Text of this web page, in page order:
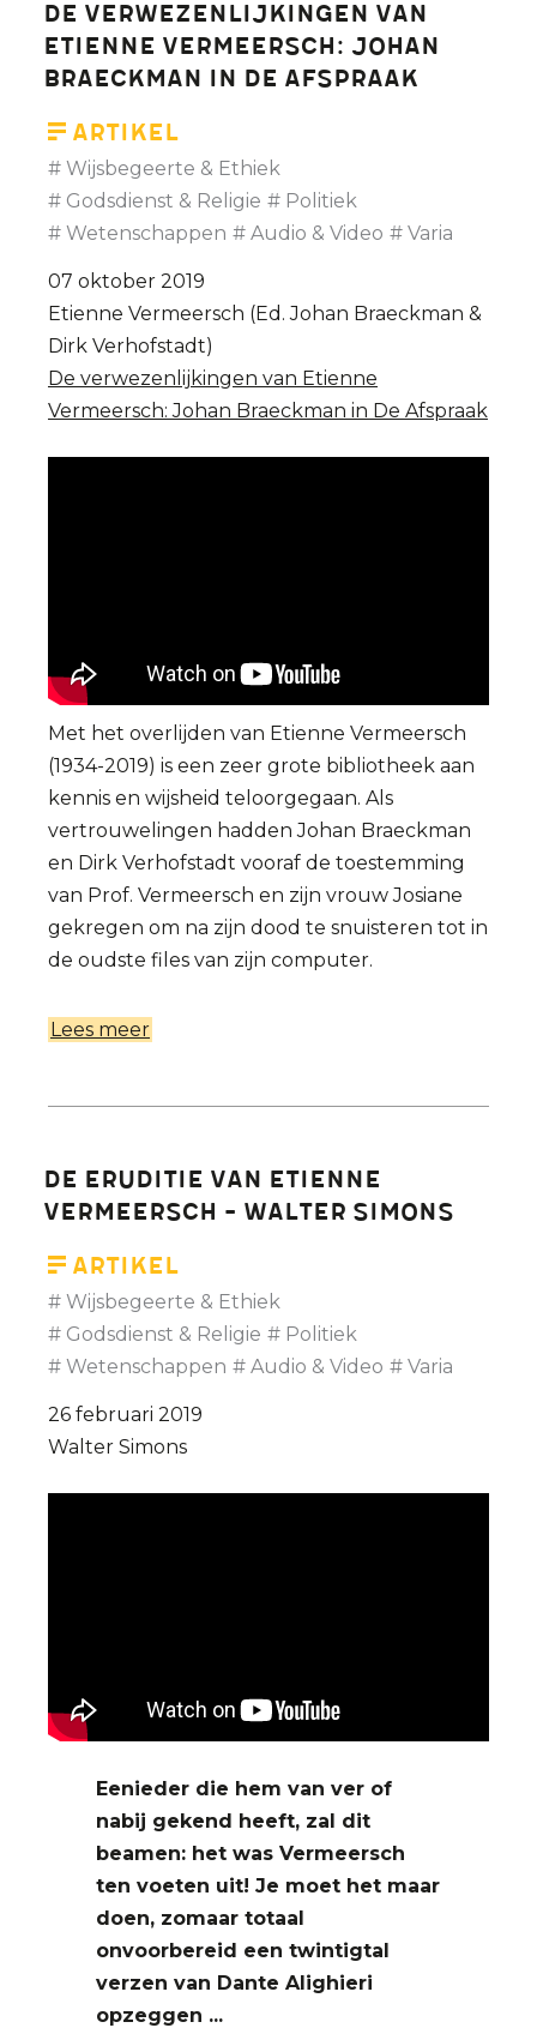
De verwezenlijkingen van
Etienne Vermeersch: Johan
Braeckman in De Afspraak
Artikel
Wijsbegeerte & Ethiek
Godsdienst & Religie
Politiek
Wetenschappen
Audio & Video Varia
07 oktober 2019
Etienne Vermeersch (Ed. Johan Braeckman &
Dirk Verhofstadt)
De verwezenlijkingen van Etienne
Vermeersch: Johan Braeckman in De Afspraak
Met het overlijden van Etienne Vermeersch
(1934-2019) is een zeer grote bibliotheek aan
kennis en wijsheid teloorgegaan. Als
vertrouwelingen hadden Johan Braeckman
en Dirk Verhofstadt vooraf de toestemming
van Prof. Vermeersch en zijn vrouw Josiane
gekregen om na zijn dood te snuisteren tot in
de oudste files van zijn computer.
Lees meer
Vermeersch:
Johan
Braeckman
Afspraak
De eruditie van Etienne
Vermeersch - Walter Simons
Artikel
Wijsbegeerte & Ethiek
Godsdienst & Religie
Politiek
Wetenschappen
Audio & Video Varia
26 februari 2019
Walter Simons
Eenieder die hem van ver of
nabij gekend heeft, zal dit
beamen: het was Vermeersch
ten voeten uit! Je moet het maar
doen, zomaar totaal
onvoorbereid een twintigtal
verzen van Dante Alighieri
opzeggen ...